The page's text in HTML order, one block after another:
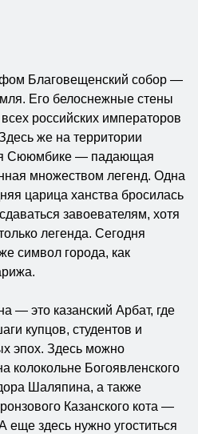
Благовещенский собор —
Его белоснежные стены
российских императоров
же на территории
Сююмбике — падающая
множеством легенд. Одна
царица ханства бросилась
завоевателям, хотя
легенда. Сегодня
символ города, как
— это казанский Арбат, где
купцов, студентов и
эпох. Здесь можно
колокольне Богоявленского
Шаляпина, а также
Казанского кота —
еще здесь нужно угоститься